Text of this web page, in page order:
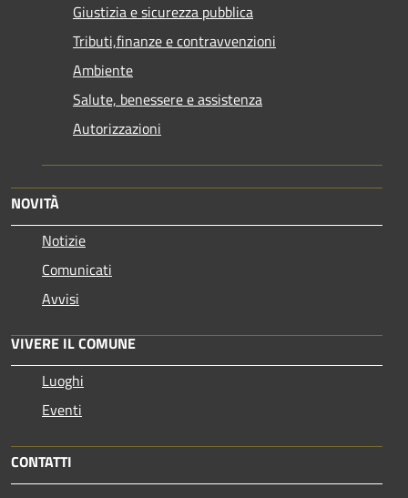
Giustizia e sicurezza pubblica
Tributi,finanze e contravvenzioni
Ambiente
Salute, benessere e assistenza
Autorizzazioni
NOVITÀ
Notizie
Comunicati
Avvisi
VIVERE IL COMUNE
Luoghi
Eventi
CONTATTI